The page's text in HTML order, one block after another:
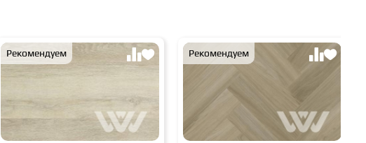
Рекомендуем Рекомендуем